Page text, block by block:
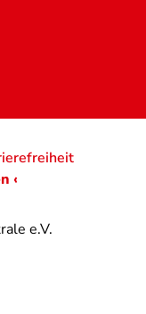
e.V.
‹